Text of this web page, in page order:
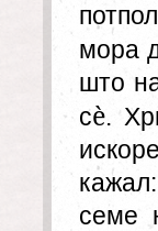
пот
мора
што
сè.
семе